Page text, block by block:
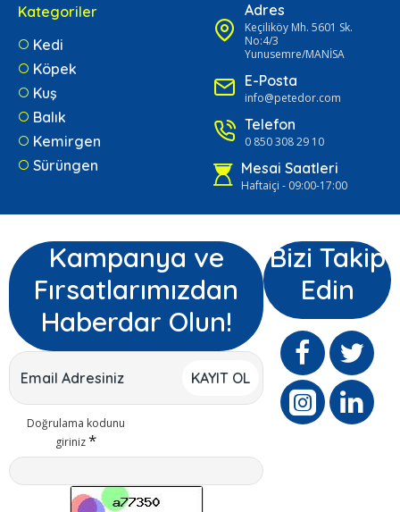
Kategoriler
Kedi
Köpek
Kuş
Balık
Kemirgen
Sürüngen
Adres
Keçiliköy Mh. 5601 Sk.
No:4/3
Yunusemre/MANİSA
E-Posta
info@petedor.com
Telefon
0 850 308 29 10
Mesai Saatleri
Haftaiçi - 09:00-17:00
Kampanya ve
Fırsatlarımızdan
Haberdar Olun!
KAYIT OL
Doğrulama kodunu
giriniz
Bizi Takip
Edin